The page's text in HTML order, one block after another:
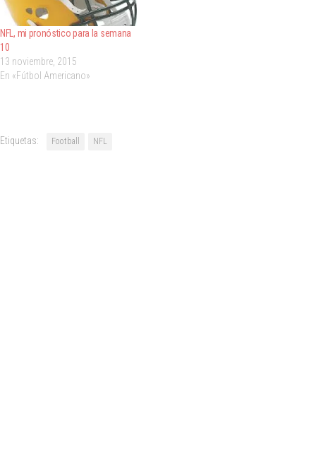
NFL, mi pronóstico para la semana
10
13 noviembre, 2015
En «Fútbol Americano»
Etiquetas: Football NFL